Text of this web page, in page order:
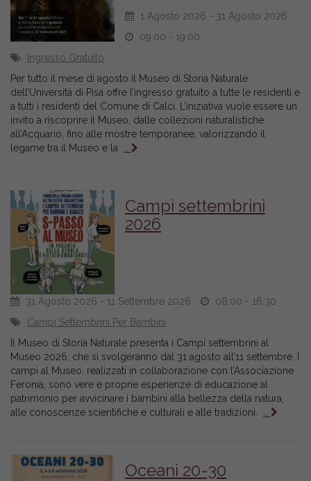
1 Agosto 2026 - 31 Agosto 2026
09:00 - 19:00
Ingresso Gratuito
Per tutto il mese di agosto il Museo di Storia Naturale
dell’Università di Pisa offre l’ingresso gratuito a tutte le residenti e
a tutti i residenti del Comune di Calci. L’iniziativa vuole essere un
invito a riscoprire il Museo, dalle collezioni naturalistiche
all’Acquario, fino alle mostre temporanee, valorizzando il
legame tra il Museo e la
Campi settembrini
2026
31 Agosto 2026 - 11 Settembre 2026
08:00 - 16:30
Campi Settembrini Per Bambini
Il Museo di Storia Naturale presenta i Campi settembrini al
Museo 2026, che si svolgeranno dal 31 agosto all’11 settembre. I
campi al Museo, realizzati in collaborazione con l’Associazione
Feronia, sono vere e proprie esperienze di educazione al
patrimonio per avvicinare i bambini alla bellezza della natura,
alle conoscenze scientifiche e culturali e alle tradizioni.
Oceani 20-30